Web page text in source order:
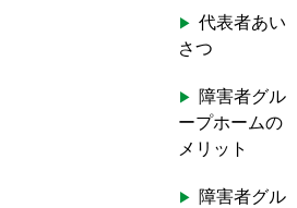
代表者あい
さつ
障害者グル
ープホームの
メリット
障害者グル